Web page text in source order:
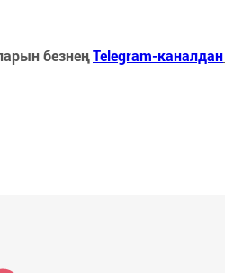
безнеңTelegram-каналдан